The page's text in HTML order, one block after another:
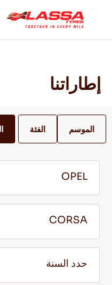
المدونات ومقاطع
الخدمة والمساعدة
إطاراتنا
الموسم الفئة
OPEL
CORSA
حدد السنة